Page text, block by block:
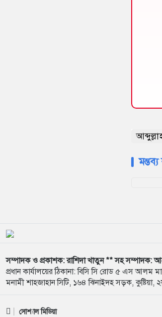
সম্পাদক ও প্রকাশক: রাশিদা খাতুন ** সহ সম্পাদক:
প্রধান কার্যালয়ের ঠিকানা: বিসি সি রোড ৫ এস আলম
মনামী শাহজাহান সিটি, ১৬৪ ঝিনাইদহ সড়ক, কুষ্টিয়া,
সোশ্যাল মিডিয়া